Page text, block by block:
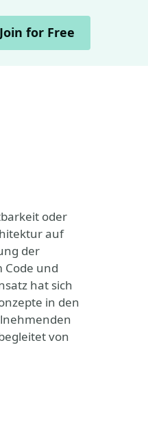
Join for Free
oder
auf
der
Code und
hat sich
in den
von